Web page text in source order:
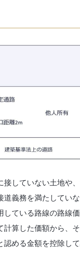
接していない土地や
道義務を満たしてい
している路線の路線
計算した価額から、
める金額を控除して